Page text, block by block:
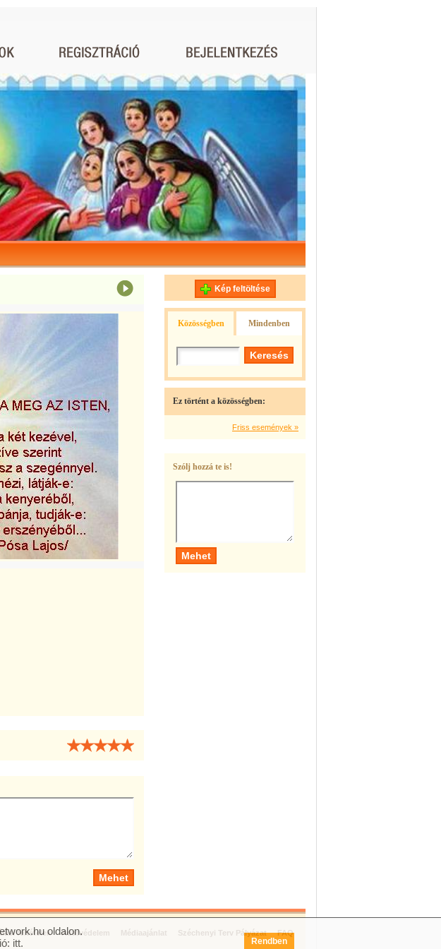
Kép feltöltése
Közösségben Mindenben
Ez történt a közösségben:
Friss események »
Szólj hozzá te is!
feltételek Adatvédelem Médiaajánlat Széchenyi Terv Pályázat FAQ
oldalon.
itt. Rendben